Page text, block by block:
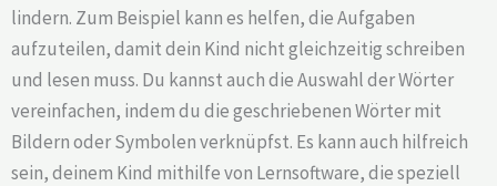
lindern. Zum Beispiel kann es helfen, die Aufgaben
aufzuteilen, damit dein Kind nicht gleichzeitig schreiben
und lesen muss. Du kannst auch die Auswahl der Wörter
vereinfachen, indem du die geschriebenen Wörter mit
Bildern oder Symbolen verknüpfst. Es kann auch hilfreich
sein, deinem Kind mithilfe von Lernsoftware, die speziell